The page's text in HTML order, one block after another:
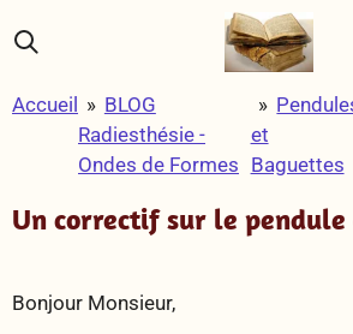
Passer
au
principal
Accueil » BLOG
Radiesthésie -
Ondes de Formes
»
et
Baguettes
Un correctif sur le
Bonjour Monsieur,